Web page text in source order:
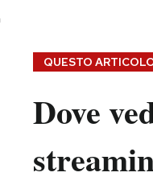
QUESTO
Dove